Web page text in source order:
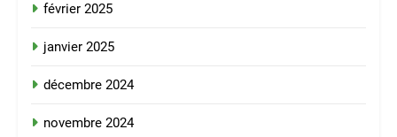
février 2025
janvier 2025
décembre 2024
novembre 2024